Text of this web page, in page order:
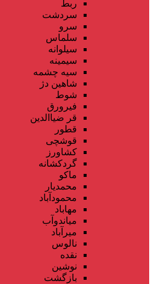
ربط
سردشت
سرو
سلماس
سیلوانه
سیمینه
سیه چشمه
شاهین دژ
شوط
فیرورق
قر ضیاالدین
قطور
قوشچی
کشاورز
گردکشانه
ماکو
محمدیار
محمودآباد
مهاباد
میاندوآب
میرآباد
نالوس
نقده
نوشین
بازگشت